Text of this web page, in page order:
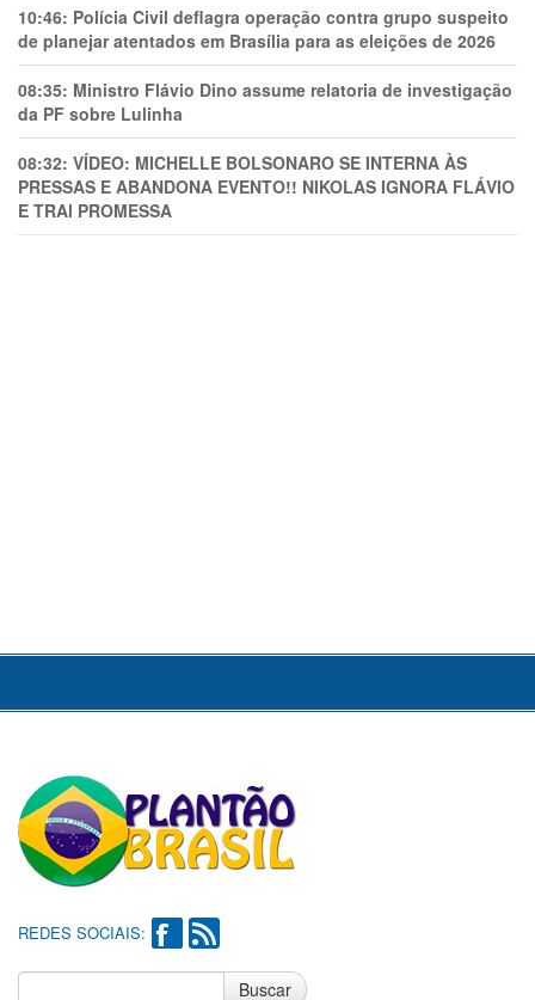
10:46: Polícia Civil deflagra operação contra grupo suspeito
de planejar atentados em Brasília para as eleições de 2026
08:35: Ministro Flávio Dino assume relatoria de investigação
da PF sobre Lulinha
08:32: VÍDEO: MICHELLE BOLSONARO SE INTERNA ÀS
PRESSAS E ABANDONA EVENTO!! NIKOLAS IGNORA FLÁVIO
E TRAl PROMESSA
REDES SOCIAIS:
Buscar